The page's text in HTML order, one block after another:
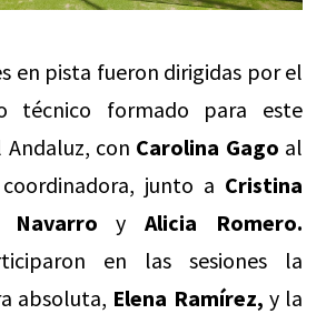
en pista fueron dirigidas por el
técnico formado para este
Andaluz, con Carolina Gago al
junto a Cristina
yAlicia Romero.
en las sesiones la
absoluta, Elena Ramírez, y la